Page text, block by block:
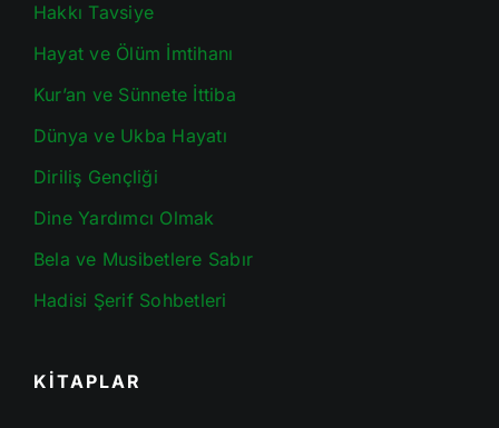
Hakkı Tavsiye
Hayat ve Ölüm İmtihanı
Kur’an ve Sünnete İttiba
Dünya ve Ukba Hayatı
Diriliş Gençliği
Dine Yardımcı Olmak
Bela ve Musibetlere Sabır
Hadisi Şerif Sohbetleri
KİTAPLAR